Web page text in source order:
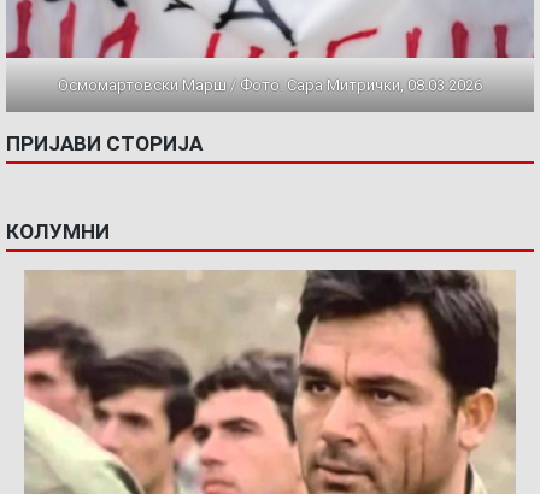
Осмомартовски Марш / Фото: Сара Митрички, 08.03.2026
ПРИЈАВИ СТОРИЈА
КОЛУМНИ